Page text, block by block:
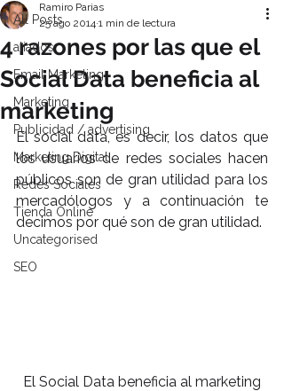
All Posts
aliados
Email Marketing
Marketing
Publicidad / advertising
Marketing Digital
Redes Sociales
Tienda Online
Uncategorised
SEO
4 razones por las que el
Social Data beneficia al
marketing
Ramiro Parias
25 ago 2014 1 min de lectura
El social data, es decir, los datos que
los usuarios de redes sociales hacen
públicos son de gran utilidad para los
mercadólogos y a continuación te
decimos por qué son de gran utilidad.
El Social Data beneficia al marketing